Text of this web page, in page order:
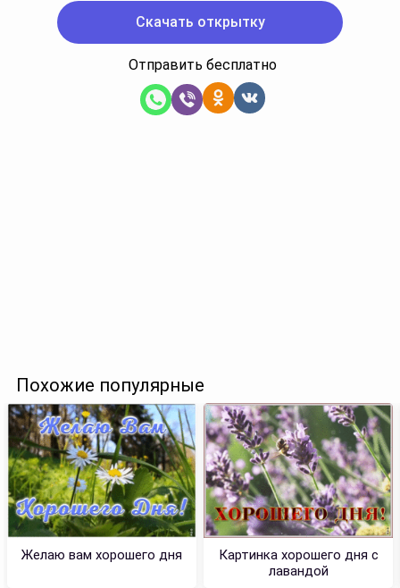
Скачать открытку
Отправить бесплатно
Похожие популярные
Желаю вам хорошего дня
Картинка хорошего дня с
лавандой